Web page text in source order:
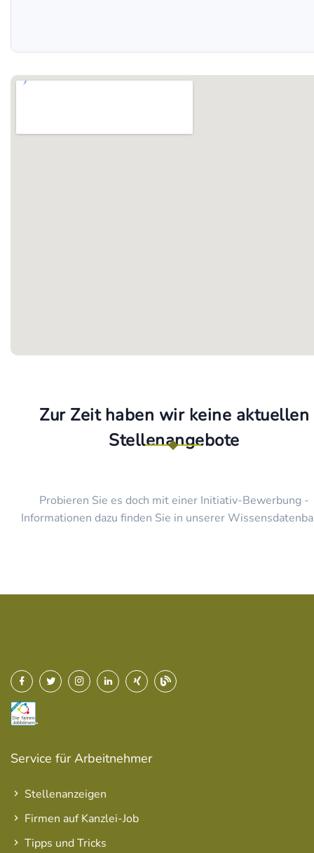
Zur Zeit haben wir keine aktuellen
Stellenangebote
Probieren Sie es doch mit einer Initiativ-Bewerbung -
Informationen dazu finden Sie in unserer
Service für Arbeitnehmer
Stellenanzeigen
Firmen auf Kanzlei-Job
Tipps und Tricks